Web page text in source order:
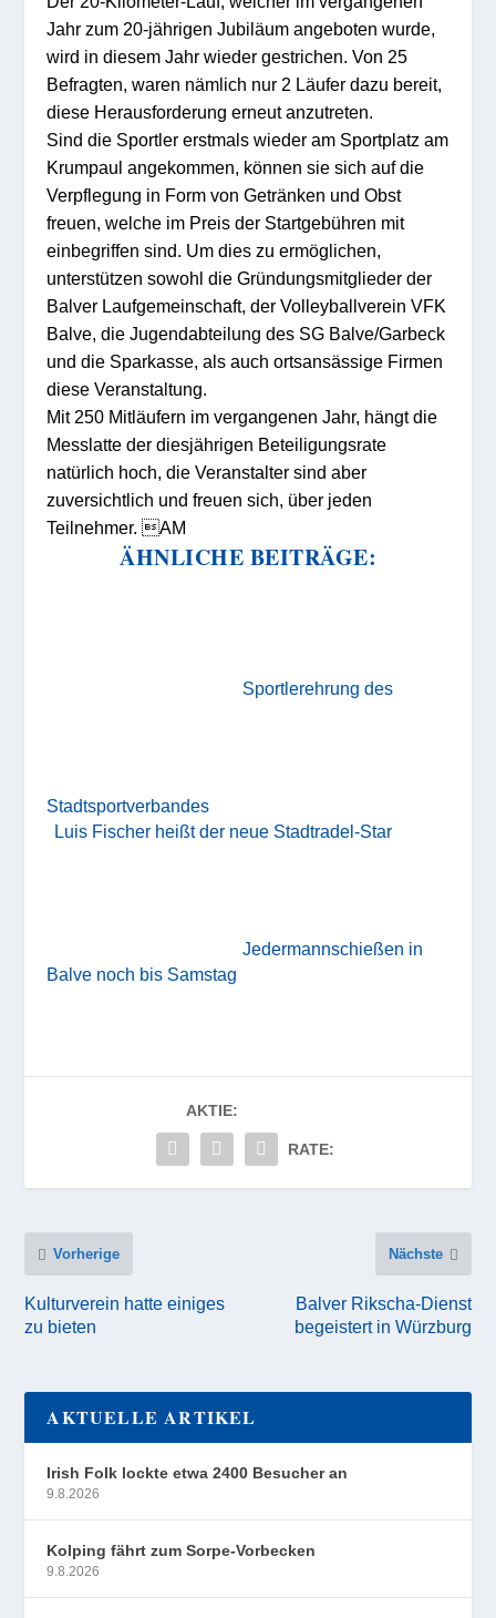
Jahr zum 20-jährigen Jubiläum angeboten wurde,
wird in diesem Jahr wieder gestrichen. Von 25
Befragten, waren nämlich nur 2 Läufer dazu bereit,
diese Herausforderung erneut anzutreten.
Sind die Sportler erstmals wieder am Sportplatz am
Krumpaul angekommen, können sie sich auf die
Verpflegung in Form von Getränken und Obst
freuen, welche im Preis der Startgebühren mit
einbegriffen sind. Um dies zu ermöglichen,
unterstützen sowohl die Gründungsmitglieder der
Balver Laufgemeinschaft, der Volleyballverein VFK
Balve, die Jugendabteilung des SG Balve/Gar­beck
und die Sparkasse, als auch ortsansässige Firmen
diese Veranstaltung.
Mit 250 Mitläufern im vergangenen Jahr, hängt die
Messlatte der diesjährigen Beteiligungsrate
natürlich hoch, die Veranstalter sind aber
zuversichtlich und freuen sich, über jeden
Teilnehmer. AM
ÄHNLICHE BEITRÄGE:
Sportlerehrung des
Stadtsportverbandes
Luis Fischer heißt der neue Stadtradel-Star
Jedermannschießen in
Balve noch bis Samstag
AKTIE:
RATE:
Vorherige
Kulturverein hatte einiges
zu bieten
Nächste
Balver Rikscha-Dienst
begeistert in Würzburg
AKTUELLE ARTIKEL
Irish Folk lockte etwa 2400 Besucher an
9.8.2026
Kolping fährt zum Sorpe-Vorbecken
9.8.2026